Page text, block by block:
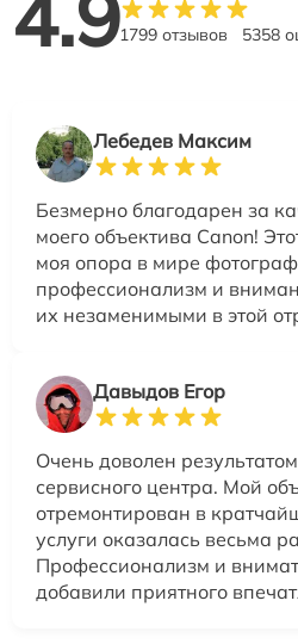
1799 отзывов 5358
Лебедев Максим
Безмерно благодарен за
моего объектива Canon!
моя опора в мире
профессионализм и
их незаменимыми в этой
Давыдов Егор
Очень доволен
сервисного центра. Мой
отремонтирован в
услуги оказалась весьма
Профессионализм и
добавили приятного